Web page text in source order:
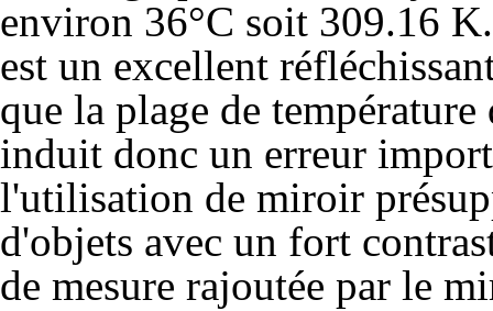
environ 36°C soit 309.16
est un excellent
que la plage de
induit donc un erreur
l'utilisation de miroir
d'objets avec un fort
de mesure rajoutée par le